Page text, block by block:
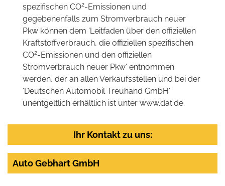
spezifischen CO2-Emissionen und
gegebenenfalls zum Stromverbrauch neuer
Pkw können dem 'Leitfaden über den offiziellen
Kraftstoffverbrauch, die offiziellen spezifischen
CO2-Emissionen und den offiziellen
Stromverbrauch neuer Pkw' entnommen
werden, der an allen Verkaufsstellen und bei der
'Deutschen Automobil Treuhand GmbH'
unentgeltlich erhältlich ist unter www.dat.de.
Ihr Kontakt zu uns:
Auto Gebhart GmbH